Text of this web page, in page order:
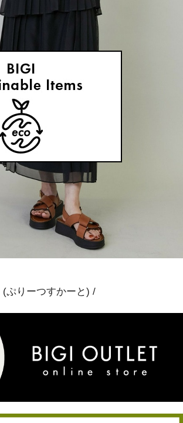
(ぷりーつすかーと) /